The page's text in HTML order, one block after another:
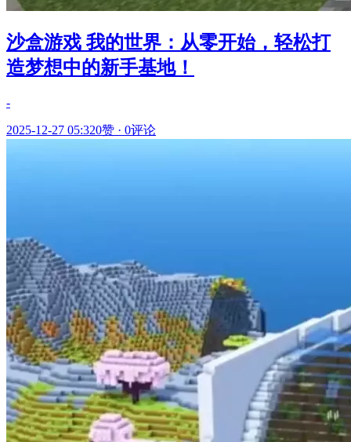
沙盒游戏 我的世界：从零开始，轻松打
造梦想中的新手基地！
-
2025-12-27 05:320赞 · 0评论